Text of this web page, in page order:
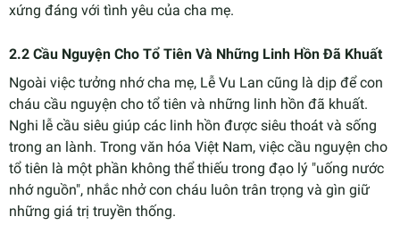
xứng đáng với tình yêu của cha mẹ.
2.2 Cầu Nguyện Cho Tổ Tiên Và Những Linh Hồn Đã Khuất
Ngoài việc tưởng nhớ cha mẹ, Lễ Vu Lan cũng là dịp để con
cháu cầu nguyện cho tổ tiên và những linh hồn đã khuất.
Nghi lễ cầu siêu giúp các linh hồn được siêu thoát và sống
trong an lành. Trong văn hóa Việt Nam, việc cầu nguyện cho
tổ tiên là một phần không thể thiếu trong đạo lý "uống nước
nhớ nguồn", nhắc nhở con cháu luôn trân trọng và gìn giữ
những giá trị truyền thống.